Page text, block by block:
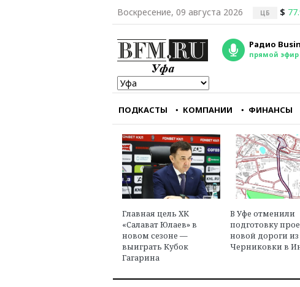
Воскресение, 09 августа 2026 ЦБ $
Радио
прямой эфир
ПОДКАСТЫ КОМПАНИИ ФИНАНСЫ
Главная цель ХК
«Салават Юлаев» в
новом сезоне —
выиграть Кубок
Гагарина
В Уфе отменили
подготовку
новой дороги из
Черниковки в
Мы перестали снимать
фильмы, интересные
зарубежному зрителю
Александр Голубчиков
главный редактор
портала «Зумфильм»